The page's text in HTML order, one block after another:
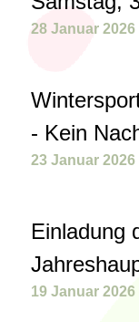
28 Januar 2026
- Kein
23 Januar 2026
Einladung
19 Januar 2026